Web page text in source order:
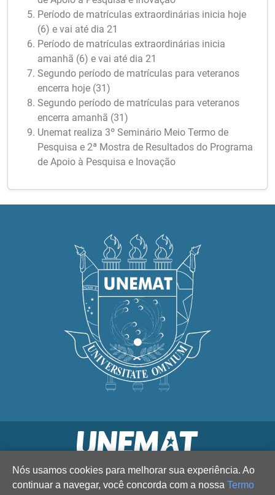
Período de matrículas extraordinárias inicia hoje
(6) e vai até dia 21
Período de matrículas extraordinárias inicia
amanhã (6) e vai até dia 21
Segundo período de matrículas para veteranos
encerra hoje (31)
Segundo período de matrículas para veteranos
encerra amanhã (31)
Unemat realiza 3º Seminário Meio Termo de
Pesquisa e 2ª Mostra de Resultados do Programa
de Apoio à Pesquisa e Inovação
Nós usamos cookies para melhorar sua experiência. Ao
continuar a navegar, você concorda com a nossa Termo